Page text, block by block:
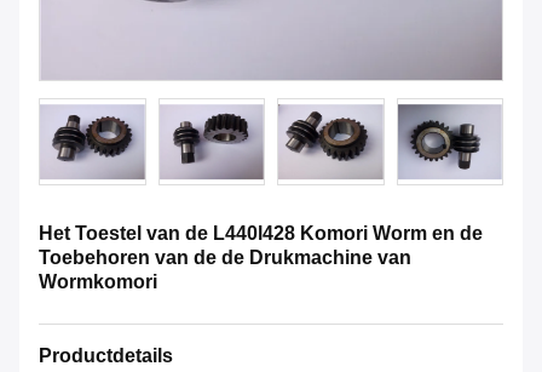
Het Toestel van de L440l428 Komori Worm en de
Toebehoren van de de Drukmachine van
Wormkomori
Productdetails